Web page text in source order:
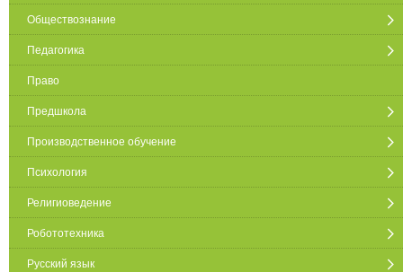
Обществознание
Педагогика
Право
Предшкола
Производственное обучение
Психология
Религиоведение
Робототехника
Русский язык